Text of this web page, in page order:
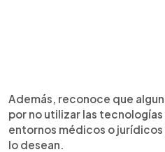
Además, reconoce que
por no utilizar las
entornos médicos o
lo desean.